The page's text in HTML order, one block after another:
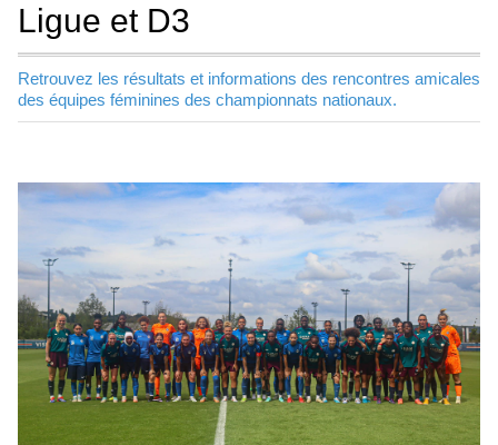
Ligue et D3
Retrouvez les résultats et informations des rencontres amicales
des équipes féminines des championnats nationaux.